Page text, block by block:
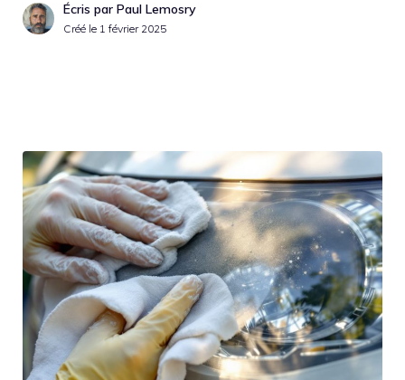
Écris par Paul Lemosry
Créé le 1 février 2025